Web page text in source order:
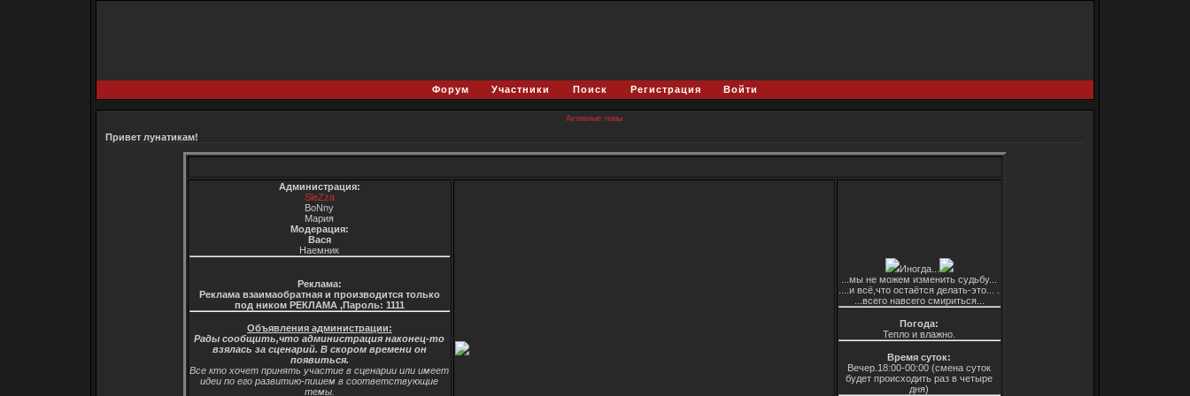
Форум Участники Поиск Регистрация Войти
Активные темы
Привет лунатикам!
Администрация:
SleZza
BoNny
Мария
Модерация:
Вася
Наемник
Реклама:
Реклама взаимаобратная и производится только
под ником РЕКЛАМА ,Пароль: 1111
Объявления администрации:
Рады сообщить,что администрация наконец-то
взялась за сценарий. В скором времени он
появиться.
Все кто хочет принять участие в сценарии или имеет
идеи по его развитию-пишем в соответствующие
темы.
Иногда...
...мы не можем изменить судьбу...
....и всё,что остаётся делать-это... .
...всего навсего смириться...
Погода:
Тепло и влажно.
Время суток:
Вечер.18:00-00:00 (смена суток
будет происходить раз в четыре
дня)